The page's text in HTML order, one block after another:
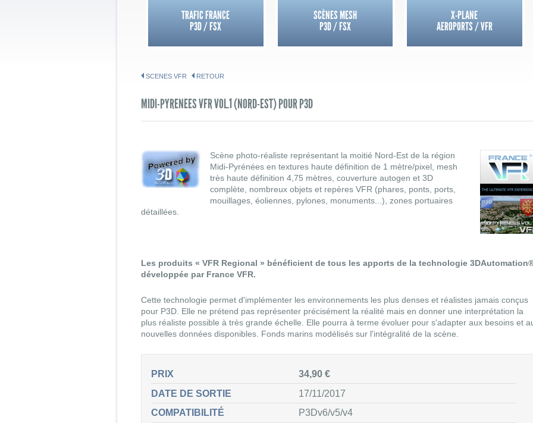
TRAFIC FRANCE
P3D / FSX
SCÈNES MESH
P3D / FSX
X-PLANE
AEROPORTS / VFR
SCENES VFR RETOUR
MIDI-PYRENEES VFR VOL.1 (NORD-EST) POUR P3D
Scène photo-réaliste représentant la moitié Nord-Est de la région
Midi-Pyrénées en textures haute définition de 1 mètre/pixel, mesh
très haute définition 4,75 mètres, couverture autogen et 3D
complète, nombreux objets et repères VFR (phares, ponts, ports,
mouillages, éoliennes, pylones, monuments...), zones portuaires
détaillées.
Les produits « VFR Regional » bénéficient de tous les apports de la technologie
développée par France VFR.
Cette technologie permet d'implémenter les environnements les plus denses et réalistes jamais conçus
pour P3D. Elle ne prétend pas représenter précisément la réalité mais en donner une interprétation la
plus réaliste possible à très grande échelle. Elle pourra à terme évoluer pour s'adapter aux besoins et
nouvelles données disponibles. Fonds marins modélisés sur l'intégralité de la scène.
PRIX
34,90 €
DATE DE SORTIE
17/11/2017
COMPATIBILITÉ
P3Dv6/v5/v4